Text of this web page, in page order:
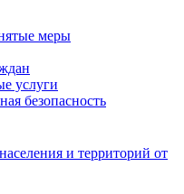
меры
услуги
безопасность
и территорий от